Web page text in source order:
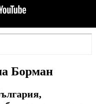
Борман